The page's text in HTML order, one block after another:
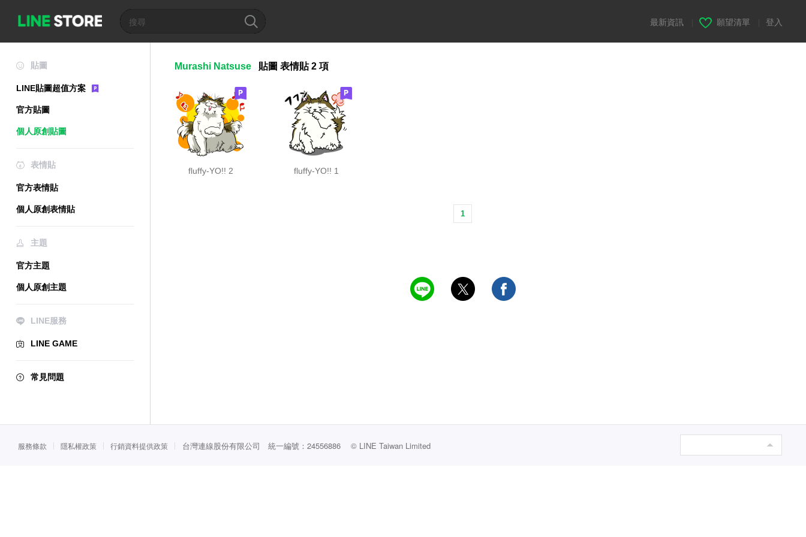
最新資訊 願望清單 登入
貼圖
LINE貼圖超值方案
官方貼圖
個人原創貼圖
表情貼
官方表情貼
個人原創表情貼
主題
官方主題
個人原創主題
LINE服務
LINE GAME
常見問題
Murashi Natsuse 貼圖 表情貼 2 項
fluffy-YO!! 2 fluffy-YO!! 1
1
服務條款 隱私權政策 行銷資料提供政策 台灣連線股份有限公司 統一編號：24556886 © LINE Taiwan Limited